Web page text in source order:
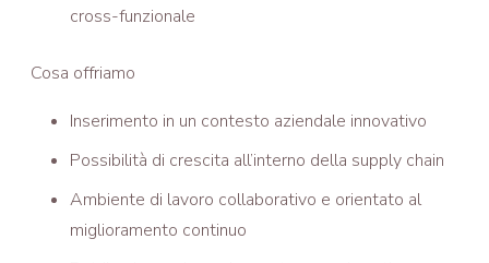
cross-funzionale
Cosa offriamo
Inserimento in un contesto aziendale innovativo
Possibilità di crescita all’interno della supply chain
Ambiente di lavoro collaborativo e orientato al
miglioramento continuo